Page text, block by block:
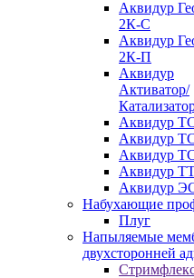
Аквидур
2К-С
Аквидур
2К-П
Аквидур
Активатор/
Аквидур
Аквидур
Аквидур
Аквидур
Аквидур
Набухающие
Плуг
Напыляемые
двухсторонней